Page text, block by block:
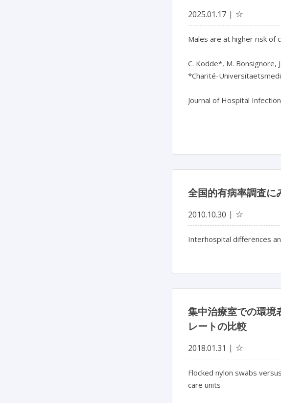
2025.01.17 ☆
Males are at higher risk of
C. Kodde*, M. Bonsignore,
*Charité-
Journal of Hospital
全国的有病率調査
2010.10.30 ☆
Interhospital differences
集中治療室での環境
レートの比較
2018.01.31 ☆
Flocked nylon swabs
care units